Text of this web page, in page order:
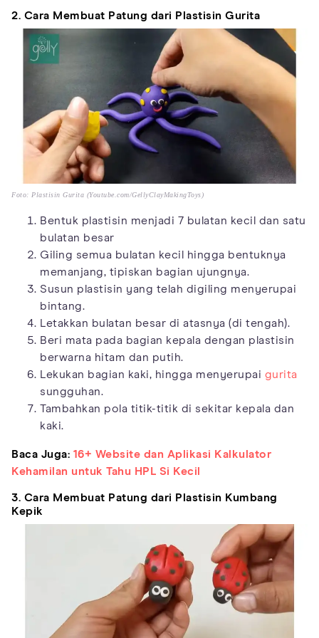
2. Cara Membuat Patung dari Plastisin Gurita
Foto: Plastisin Gurita (Youtube.com/GellyClayMakingToys)
Bentuk plastisin menjadi 7 bulatan kecil dan satu
bulatan besar
Giling semua bulatan kecil hingga bentuknya
memanjang, tipiskan bagian ujungnya.
Susun plastisin yang telah digiling menyerupai
bintang.
Letakkan bulatan besar di atasnya (di tengah).
Beri mata pada bagian kepala dengan plastisin
berwarna hitam dan putih.
Lekukan bagian kaki, hingga menyerupai gurita
sungguhan.
Tambahkan pola titik-titik di sekitar kepala dan
kaki.
Baca Juga: 16+ Website dan Aplikasi Kalkulator
Kehamilan untuk Tahu HPL Si Kecil
3. Cara Membuat Patung dari Plastisin Kumbang
Kepik